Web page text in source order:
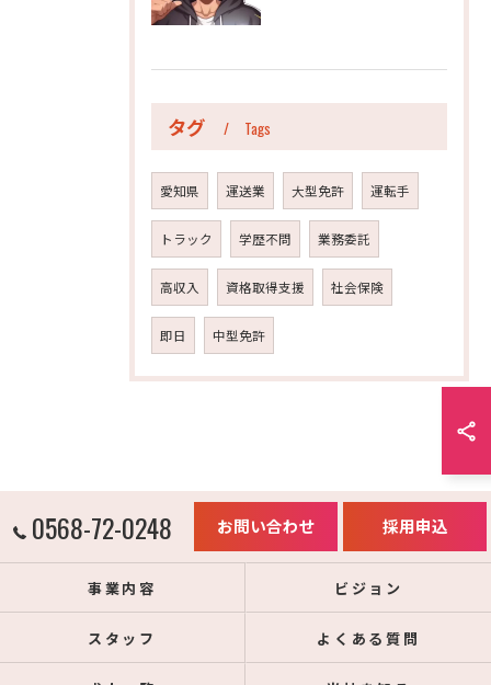
タグ Tags
愛知県 運送業 大型免許 運転手
トラック 学歴不問 業務委託
高収入 資格取得支援 社会保険
即日 中型免許
0568-72-0248 お問い合わせ 採用申込
事業内容 ビジョン
スタッフ よくある質問